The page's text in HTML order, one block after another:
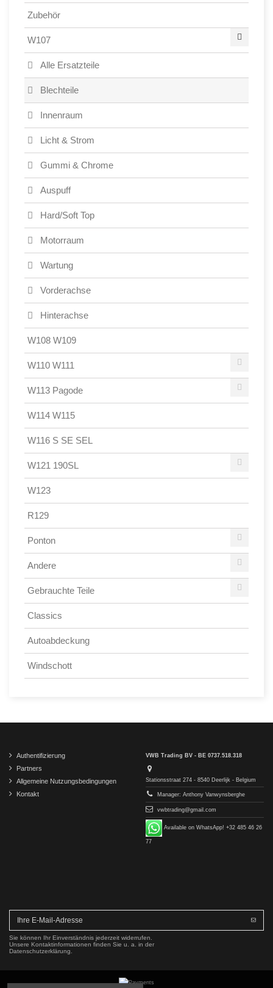
Zubehör
W107
Alle Ersatzteile
Blechteile
Innenraum
Licht & Strom
Gummi & Chrome
Auspuff
Hard/Soft Top
Motorraum
Wartung
Vorderachse
Hinterachse
W108 W109
W110 W111
W113 Pagode
W114 W115
W116 S SE SEL
W121 190SL
W123
R129
Ponton
Andere
Gebrauchte Teile
Classics
Autoabdeckung
Windschott
Authentifizierung
Partners
Allgemeine Nutzungsbedingungen
Kontakt
VWB Trading BV - BE 0737.518.318
Stationsstraat 274 - 8540 Deerlijk - Belgium
Manager: Anthony Vanwynsberghe
vwbtrading@gmail.com
Available on WhatsApp! +32 485 46 26
77
Sie können Ihr Einverständnis jederzeit widerrufen.
Unsere Kontaktinformationen finden Sie u. a. in der
Datenschutzerklärung.